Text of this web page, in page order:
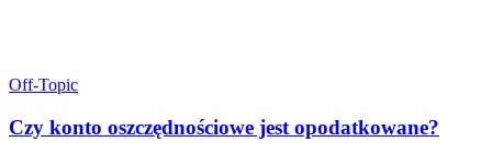
Off-Topic
Czy konto oszczędnościowe jest opodatkowane?